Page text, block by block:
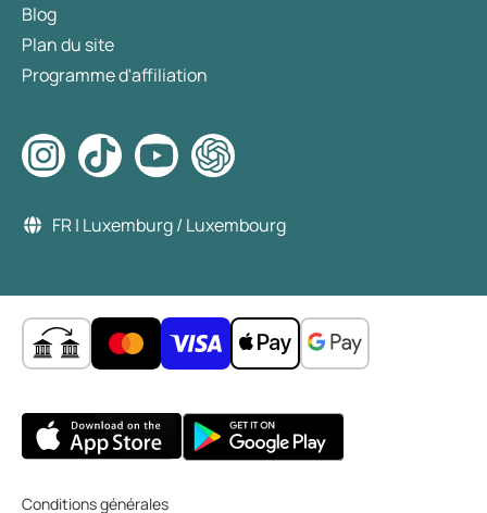
Blog
Plan du site
Programme d'affiliation
FR | Luxemburg / Luxembourg
Conditions générales